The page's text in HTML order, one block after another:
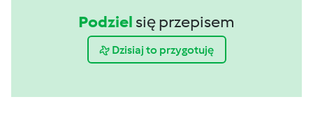
Podziel się przepisem
Dzisiaj to przygotuję